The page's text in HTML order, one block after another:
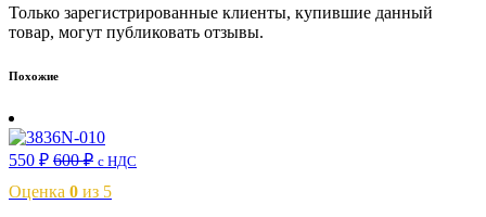
Только зарегистрированные клиенты, купившие данный
товар, могут публиковать отзывы.
Похожие
550 ₽ 600₽ с НДС
Оценка 0 из 5